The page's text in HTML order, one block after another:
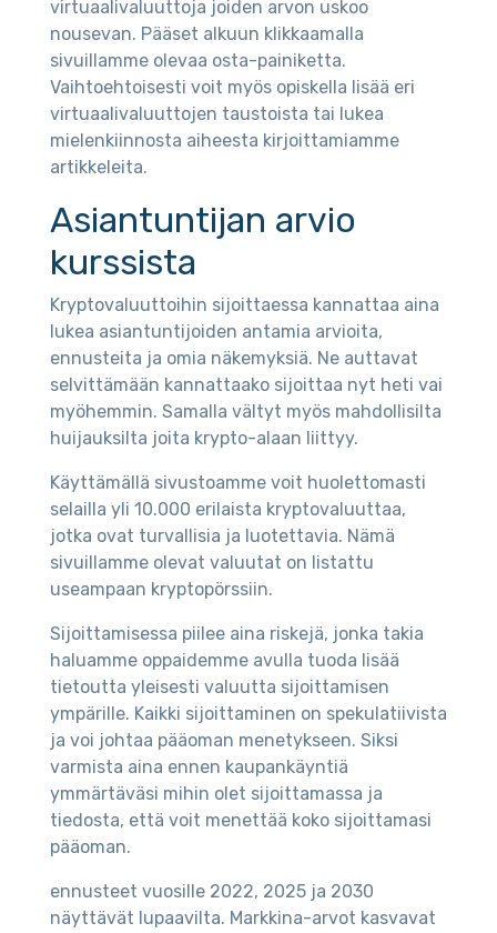
virtuaalivaluuttoja joiden arvon uskoo
nousevan. Pääset alkuun klikkaamalla
sivuillamme olevaa osta-painiketta.
Vaihtoehtoisesti voit myös opiskella lisää eri
virtuaalivaluuttojen taustoista tai lukea
mielenkiinnosta aiheesta kirjoittamiamme
artikkeleita.
Asiantuntijan arvio
kurssista
Kryptovaluuttoihin sijoittaessa kannattaa aina
lukea asiantuntijoiden antamia arvioita,
ennusteita ja omia näkemyksiä. Ne auttavat
selvittämään kannattaako sijoittaa nyt heti vai
myöhemmin. Samalla vältyt myös mahdollisilta
huijauksilta joita krypto-alaan liittyy.
Käyttämällä sivustoamme voit huolettomasti
selailla yli 10.000 erilaista kryptovaluuttaa,
jotka ovat turvallisia ja luotettavia. Nämä
sivuillamme olevat valuutat on listattu
useampaan kryptopörssiin.
Sijoittamisessa piilee aina riskejä, jonka takia
haluamme oppaidemme avulla tuoda lisää
tietoutta yleisesti valuutta sijoittamisen
ympärille. Kaikki sijoittaminen on spekulatiivista
ja voi johtaa pääoman menetykseen. Siksi
varmista aina ennen kaupankäyntiä
ymmärtäväsi mihin olet sijoittamassa ja
tiedosta, että voit menettää koko sijoittamasi
pääoman.
ennusteet vuosille 2022, 2025 ja 2030
näyttävät lupaavilta. Markkina-arvot kasvavat